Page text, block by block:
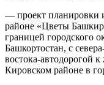
— проект планировки
районе «Цветы
границей городского
Башкортостан, с
востока-автодорогой
Кировском районе в